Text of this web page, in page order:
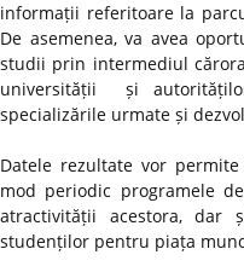
informații referitoare la
De asemenea, va avea
studii prin intermediul
universității și
specializările urmate și
Datele rezultate vor
mod periodic programele
atractivității acestora,
studenților pentru piața